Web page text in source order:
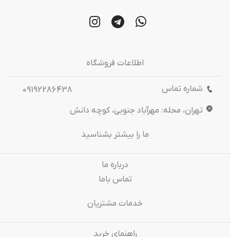
اطلاعات فروشگاه
شماره تماس
09192286438
تهران، محله: مهرآباد جنوبی، کوچه دانش
ما را بیشتر بشناسید
درباره‌ ما
تماس باما
خدمات مشتریان
راهنمای خرید